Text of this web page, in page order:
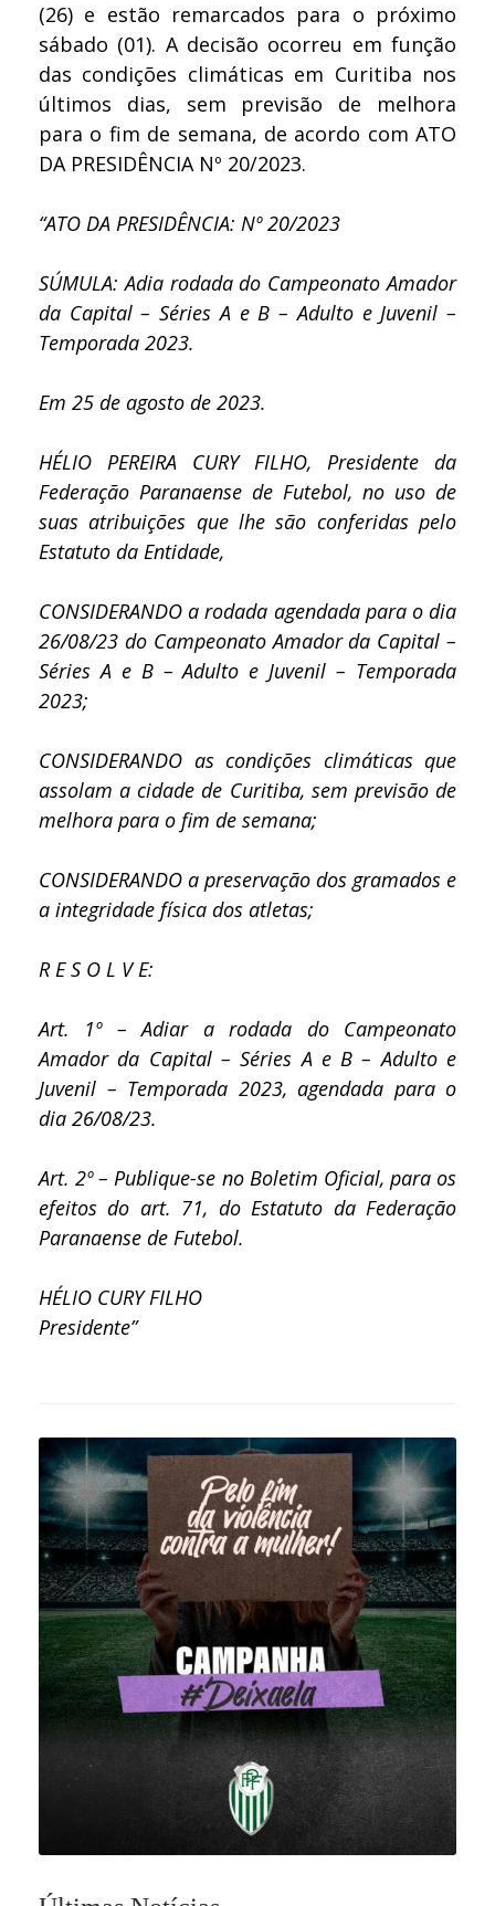
(26) e estão remarcados para o próximo
sábado (01). A decisão ocorreu em função
das condições climáticas em Curitiba nos
últimos dias, sem previsão de melhora
para o fim de semana, de acordo com ATO
DA PRESIDÊNCIA Nº 20/2023.
“ATO DA PRESIDÊNCIA: Nº 20/2023
SÚMULA: Adia rodada do Campeonato Amador
da Capital – Séries A e B – Adulto e Juvenil –
Temporada 2023.
Em 25 de agosto de 2023.
HÉLIO PEREIRA CURY FILHO, Presidente da
Federação Paranaense de Futebol, no uso de
suas atribuições que lhe são conferidas pelo
Estatuto da Entidade,
CONSIDERANDO a rodada agendada para o dia
26/08/23 do Campeonato Amador da Capital –
Séries A e B – Adulto e Juvenil – Temporada
2023;
CONSIDERANDO as condições climáticas que
assolam a cidade de Curitiba, sem previsão de
melhora para o fim de semana;
CONSIDERANDO a preservação dos gramados e
a integridade física dos atletas;
R E S O L V E:
Art. 1º – Adiar a rodada do Campeonato
Amador da Capital – Séries A e B – Adulto e
Juvenil – Temporada 2023, agendada para o
dia 26/08/23.
Art. 2º – Publique-se no Boletim Oficial, para os
efeitos do art. 71, do Estatuto da Federação
Paranaense de Futebol.
HÉLIO CURY FILHO
Presidente”